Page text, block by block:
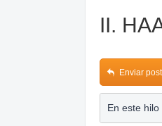
II.
Enviar post